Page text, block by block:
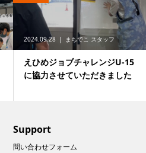
2024.09.28 まちでこ スタッフ
えひめジョブチャレンジU-15
に協力させていただきました
Support
問い合わせフォーム